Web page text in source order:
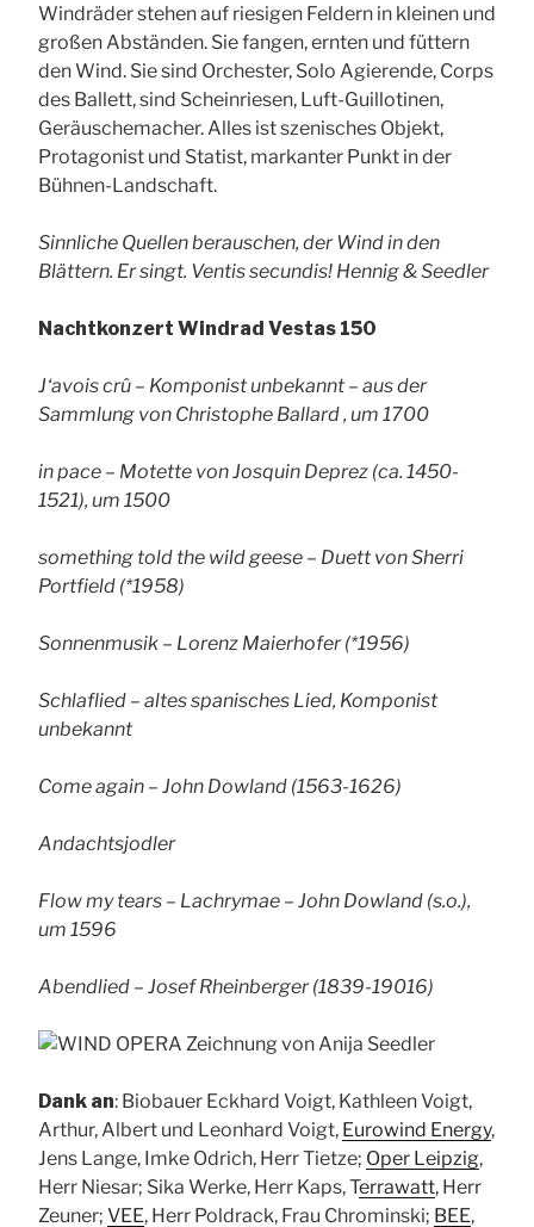
Windräder stehen auf riesigen Feldern in kleinen und
großen Abständen. Sie fangen, ernten und füttern
den Wind. Sie sind Orchester, Solo Agierende, Corps
des Ballett, sind Scheinriesen, Luft-Guillotinen,
Geräuschemacher. Alles ist szenisches Objekt,
Protagonist und Statist, markanter Punkt in der
Bühnen-Landschaft.
Sinnliche Quellen berauschen, der Wind in den
Blättern. Er singt. Ventis secundis! Hennig & Seedler
Nachtkonzert Windrad Vestas 150
J‘avois crû – Komponist unbekannt – aus der
Sammlung von Christophe Ballard , um 1700
in pace – Motette von Josquin Deprez (ca. 1450-
1521), um 1500
something told the wild geese – Duett von Sherri
Portfield (*1958)
Sonnenmusik – Lorenz Maierhofer (*1956)
Schlaflied – altes spanisches Lied, Komponist
unbekannt
Come again – John Dowland (1563-1626)
Andachtsjodler
Flow my tears – Lachrymae – John Dowland (s.o.),
um 1596
Abendlied – Josef Rheinberger (1839-19016)
Dank an: Biobauer Eckhard Voigt, Kathleen Voigt,
Arthur, Albert und Leonhard Voigt, Eurowind Energy,
Jens Lange, Imke Odrich, Herr Tietze; Oper Leipzig,
Herr Niesar; Sika Werke, Herr Kaps, Terrawatt, Herr
Zeuner; VEE, Herr Poldrack, Frau Chrominski; BEE,